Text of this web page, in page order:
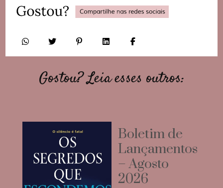
Gostou? Leia esses outros:
Boletim de
Lançamentos
– Agosto
2026